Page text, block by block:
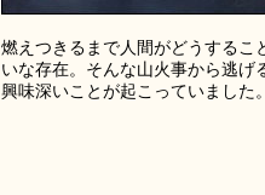
燃えつきるまで人間がどうするこ
いな存在。そんな山火事から逃げ
興味深いことが起こっていました。